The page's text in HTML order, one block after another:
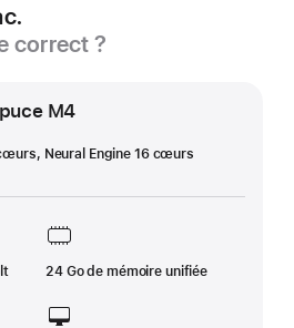
correct ?
M4
Neural Engine 16 cœurs
24 Go de mémoire unifiée